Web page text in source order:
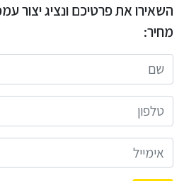
השאירו את פרטיכם ונציג
מחיר: